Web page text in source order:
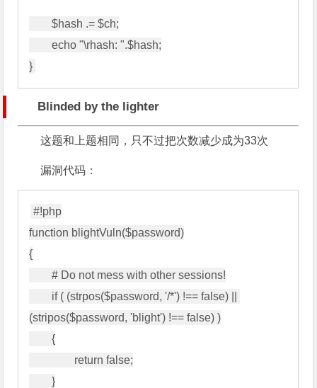
        $hash .= $ch;
        echo "\rhash: ".$hash;
Blinded by the lighter
这题和上题相同，只不过把次数减少成为33次
漏洞代码：
#!php
function blightVuln($password)
{
        # Do not mess with other sessions!
(stripos($password, 'blight') !== false) )
        {
        }